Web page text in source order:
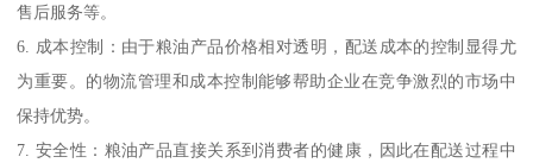
售后服务等。
6. 成本控制：由于粮油产品价格相对透明，配送成本的控制显得尤
为重要。的物流管理和成本控制能够帮助企业在竞争激烈的市场中
保持优势。
7. 安全性：粮油产品直接关系到消费者的健康，因此在配送过程中